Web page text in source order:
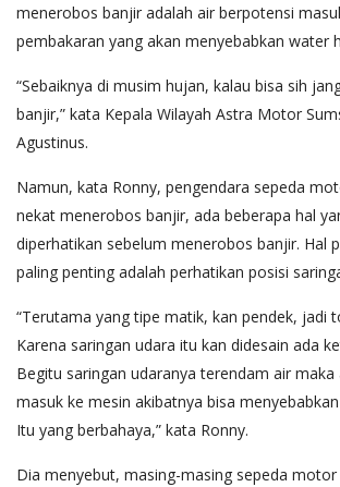
menerobos banjir adalah air berpotensi
pembakaran yang akan menyebabkan water
“Sebaiknya di musim hujan, kalau bisa sih
banjir,” kata Kepala Wilayah Astra Motor
Agustinus.
Namun, kata Ronny, pengendara sepeda
nekat menerobos banjir, ada beberapa hal
diperhatikan sebelum menerobos banjir. Hal
paling penting adalah perhatikan posisi
“Terutama yang tipe matik, kan pendek, jadi
Karena saringan udara itu kan didesain ada
Begitu saringan udaranya terendam air maka
masuk ke mesin akibatnya bisa
Itu yang berbahaya,” kata Ronny.
Dia menyebut, masing-masing sepeda